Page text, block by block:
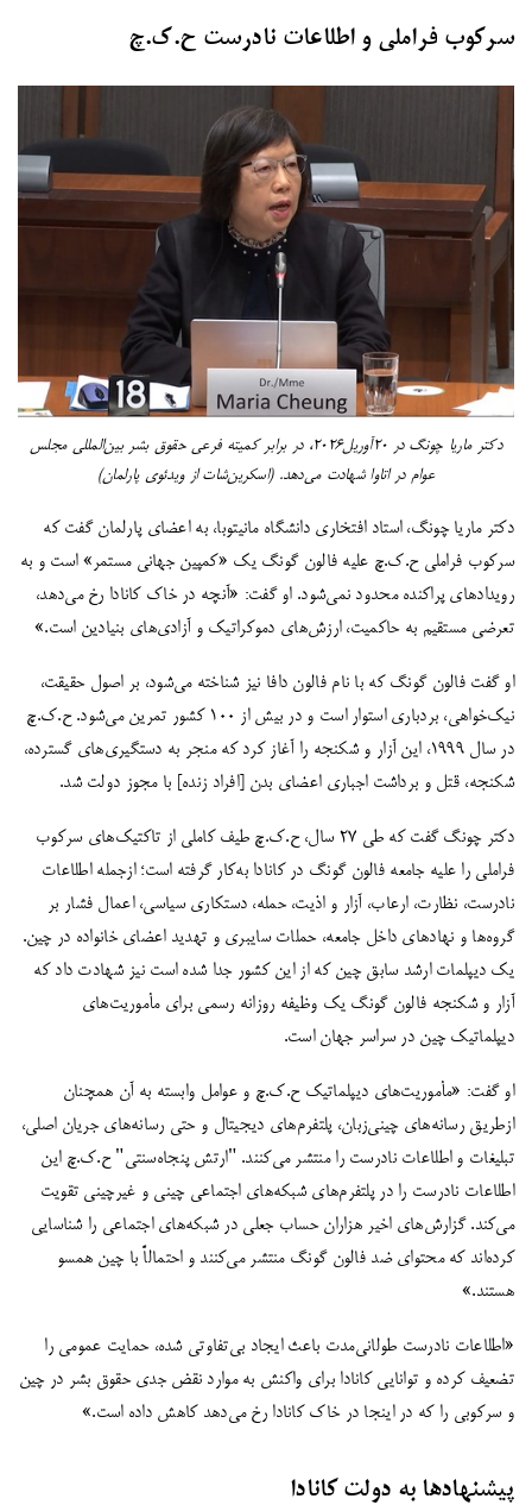
سرکوب فراملی و اطلاعات نادرست ح.ک.چ
دکتر ماریا چونگ در ۲۰آوریل۲۰۲۶، در برابر کمیته فرعی حقوق بشر بین‌المللی مجلس
عوام در اتاوا شهادت می‌دهد. (اسکرین‌شات از ویدئوی پارلمان)
دکتر ماریا چونگ، استاد افتخاری دانشگاه مانیتوبا، به اعضای پارلمان گفت که
سرکوب فراملی ح.ک.چ علیه فالون گونگ یک «کمپین جهانی مستمر» است و به
رویدادهای پراکنده محدود نمی‌شود. او گفت: «آنچه در خاک کانادا رخ می‌دهد،
تعرضی مستقیم به حاکمیت، ارزش‌های دموکراتیک و آزادی‌های بنیادین است.»
او گفت فالون گونگ که با نام فالون دافا نیز شناخته می‌شود، بر اصول حقیقت،
نیک‌خواهی، بردباری استوار است و در بیش از ۱۰۰ کشور تمرین می‌شود. ح.ک.چ
در سال ۱۹۹۹، این آزار و شکنجه را آغاز کرد که منجر به دستگیری‌های گسترده،
شکنجه، قتل و برداشت اجباری اعضای بدن [افراد زنده] با مجوز دولت شد.
دکتر چونگ گفت که طی ۲۷ سال، ح.ک.چ طیف کاملی از تاکتیک‌های سرکوب
فراملی را علیه جامعه فالون گونگ در کانادا به‌کار گرفته است؛ ازجمله اطلاعات
نادرست، نظارت، ارعاب، آزار و اذیت، حمله، دستکاری سیاسی، اعمال فشار بر
گروه‌ها و نهادهای داخل جامعه، حملات سایبری و تهدید اعضای خانواده در چین.
یک دیپلمات ارشد سابق چین که از این کشور جدا شده است نیز شهادت داد که
آزار و شکنجه فالون گونگ یک وظیفه روزانه رسمی برای مأموریت‌های
دیپلماتیک چین در سراسر جهان است.
او گفت: «مأموریت‌های دیپلماتیک ح.ک.چ و عوامل وابسته به آن همچنان
ازطریق رسانه‌های چینی‌زبان، پلتفرم‌های دیجیتال و حتی رسانه‌های جریان اصلی،
تبلیغات و اطلاعات نادرست را منتشر می‌کنند. "ارتش پنجاه‌سنتی" ح.ک.چ این
اطلاعات نادرست را در پلتفرم‌های شبکه‌های اجتماعی چینی و غیرچینی تقویت
می‌کند. گزارش‌های اخیر هزاران حساب جعلی در شبکه‌های اجتماعی را شناسایی
کرده‌اند که محتوای ضد فالون گونگ منتشر می‌کنند و احتمالاً با چین همسو
هستند.»
«اطلاعات نادرست طولانی‌مدت باعث ایجاد بی‌تفاوتی شده، حمایت عمومی را
تضعیف کرده و توانایی کانادا برای واکنش به موارد نقض‌ جدی حقوق بشر در چین
و سرکوبی را که در اینجا در خاک کانادا رخ می‌دهد کاهش داده است.»
پیشنهادها به دولت کانادا